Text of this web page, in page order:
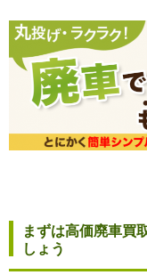
まずは高価廃車買
しょう